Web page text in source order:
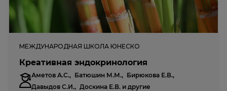
МЕЖДУНАРОДНАЯ ШКОЛА ЮНЕСКО
Креативная эндокринология
Аметов А.С., Батюшин М.М., Бирюкова Е.В.,
Давыдов С.И., Доскина Е.В. и другие